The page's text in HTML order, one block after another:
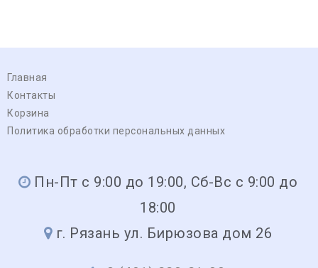
Главная
Контакты
Корзина
Политика обработки персональных данных
Пн-Пт с 9:00 до 19:00, Сб-Вс с 9:00 до
18:00
г. Рязань ул. Бирюзова дом 26